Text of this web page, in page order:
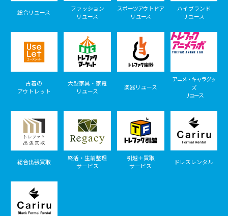
総合リユース
ファッション
リユース
スポーツアウトドア
リユース
ハイブランド
リユース
古着の
アウトレット
大型家具・家電
リユース
楽器リユース
アニメ・キャラグッ
ズ
リユース
総合出張買取
終活・生前整理
サービス
引越＋買取
サービス
ドレスレンタル